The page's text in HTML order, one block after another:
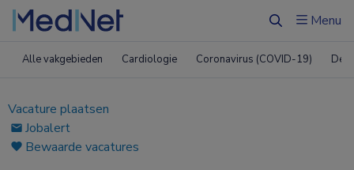
ZoekenMenu
Alle vakgebieden Cardiologie Coronavirus (COVID-19)
Vacature plaatsen
Jobalert
Bewaarde vacatures